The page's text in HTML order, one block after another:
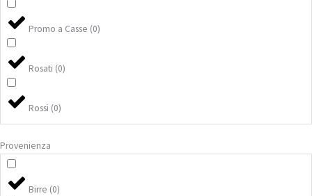
Promo a Casse (0)
Rosati (0)
Rossi (0)
Provenienza
Birre (0)